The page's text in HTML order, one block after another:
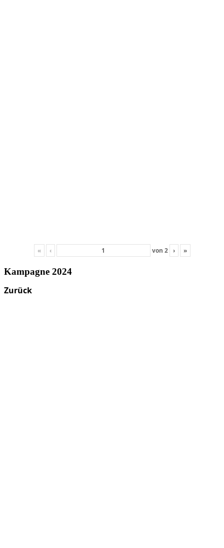
« ‹ von 2 › »
Kampagne 2024
Zurück